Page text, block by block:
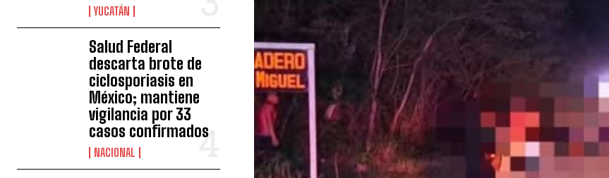
YUCATÁN
Salud Federal
descarta brote de
ciclosporiasis en
México; mantiene
vigilancia por 33
casos confirmados
NACIONAL